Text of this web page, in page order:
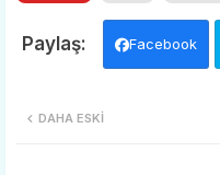
Facebook
DAHA ESKI